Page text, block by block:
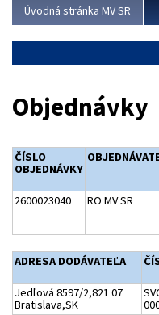
Úvodná stránka MV SR
Objednávky
ČÍSLO
OBJEDNÁVKY
2600023040 RO MV SR
ADRESA DODÁVATEĽA
Jedľová 8597/2,821 07
Bratislava,SK